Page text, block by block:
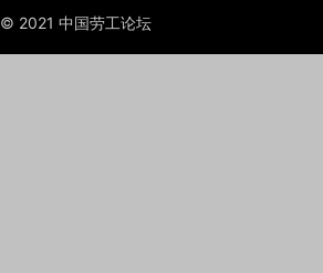
© 2021 中国劳工论坛